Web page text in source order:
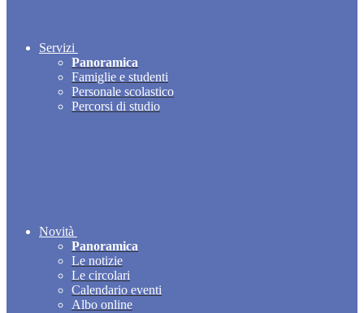
Servizi
Panoramica
Famiglie e studenti
Personale scolastico
Percorsi di studio
Novità
Panoramica
Le notizie
Le circolari
Calendario eventi
Albo online